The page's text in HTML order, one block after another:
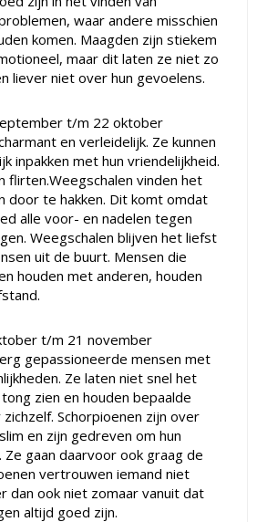
waar andere misschien
komen. Maagden zijn stiekem
maar dit laten ze niet zo
liever niet over hun gevoelens.
t/m 22 oktober
en verleidelijk. Ze kunnen
inpakken met hun vriendelijkheid.
flirten.Weegschalen vinden het
door te hakken. Dit komt omdat
alle voor- en nadelen tegen
Weegschalen blijven het liefst
uit de buurt. Mensen die
houden met anderen, houden
t/m 21 november
gepassioneerde mensen met
Ze laten niet snel het
zien en houden bepaalde
Schorpioenen zijn over
en zijn gedreven om hun
gaan daarvoor ook graag de
vertrouwen iemand niet
dan ook niet zomaar vanuit dat
altijd goed zijn.